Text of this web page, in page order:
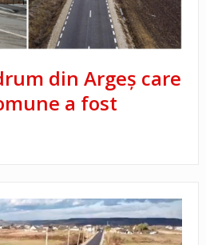
din Argeș care
a fost